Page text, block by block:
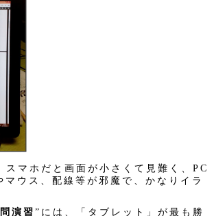
マホだと画面が小さくて見難く、PC
マウス、配線等が邪魔で、かなりイラ
演習”には、「タブレット」が最も勝